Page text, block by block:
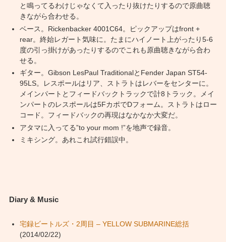
と鳴ってるわけじゃなくて入ったり抜けたりするので原曲聴
きながら合わせる。
ベース。Rickenbacker 4001C64。ピックアップはfront +
rear。終始レガート気味に。たまにハイノート上がったり5-6
度の引っ掛けがあったりするのでこれも原曲聴きながら合わ
せる。
ギター。Gibson LesPaul TraditionalとFender Japan ST54-
95LS。レスポールはリア、ストラトはレバーをセンターに。
メインパートとフィードバックトラックで計8トラック。メイ
ンパートのレスポールは5FカポでDフォーム。ストラトはロー
コード。フィードバックの再現はなかなか大変だ。
アタマに入ってる”to your mom !”を地声で録音。
ミキシング。あれこれ試行錯誤中。
Diary & Music
宅録ビートルズ・2周目 – YELLOW SUBMARINE総括
(2014/02/22)